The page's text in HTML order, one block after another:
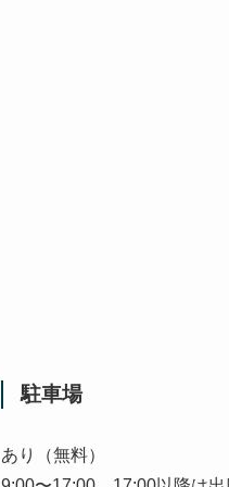
駐車場
あり（無料）